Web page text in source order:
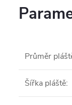
Průměr
Šířka pláště: